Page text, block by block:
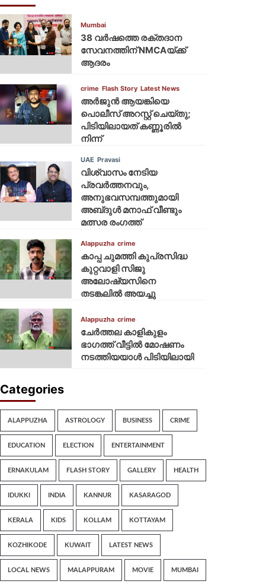
Mumbai
38 വർഷത്തെ രക്തദാന
സേവനത്തിന് NMCAയ്ക്ക്
ആദരം
crime Flash Story Latest News
അർജുൻ ആയങ്കിയെ
പൊലീസ് അറസ്റ്റ് ചെയ്‌തു;
പിടിയിലായത് കണ്ണൂരിൽ
നിന്ന്
UAE Pravasi
വിശ്വാസം നേടിയ
പ്രവർത്തനവും,
അനുഭവസമ്പത്തുമായി
അബ്‌ദുൾ മനാഫ് വീണ്ടും
മത്സര രംഗത്ത്
Alappuzha crime
കാപ്പ ചുമത്തി കുപ്രസിദ്ധ
കുറ്റവാളി സിജു
അലോഷ്യസിനെ
തടങ്കലിൽ അയച്ചു
Alappuzha crime
ചേർത്തല കാളികുളം
ഭാഗത്ത് വീട്ടിൽ മോഷണം
നടത്തിയയാൾ പിടിയിലായി
Categories
ALAPPUZHA ASTROLOGY BUSINESS CRIME
EDUCATION ELECTION ENTERTAINMENT
ERNAKULAM FLASH STORY GALLERY HEALTH
IDUKKI INDIA KANNUR KASARAGOD
KERALA KIDS KOLLAM KOTTAYAM
KOZHIKODE KUWAIT LATEST NEWS
LOCAL NEWS MALAPPURAM MOVIE MUMBAI